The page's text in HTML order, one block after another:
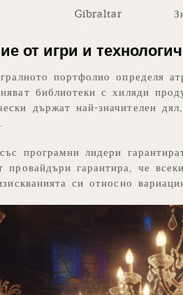
Gibraltar
от игри и
портфолио определя
библиотеки с хиляди
държат най-значителен
програмни лидери
провайдъри гарантира, че
си относно